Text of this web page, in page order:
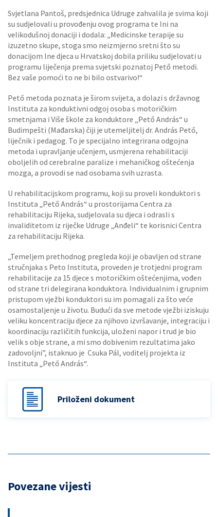
Svjetlana Pantoš, predsjednica Udruge zahvalila je svima koji
su sudjelovali u provođenju ovog programa te Ini na
velikodušnoj donaciji i dodala: „Medicinske terapije su
izuzetno skupe, stoga smo neizmjerno sretni što su
donacijom Ine djeca u Hrvatskoj dobila priliku sudjelovati u
programu liječenja prema svjetski poznatoj Pető metodi.
Bez vaše pomoći to ne bi bilo ostvarivo!“
Pető metoda poznata je širom svijeta, a dolazi s državnog
Instituta za konduktivni odgoj osoba s motoričkim
smetnjama i Više škole za konduktore „Pető András“ u
Budimpešti (Mađarska) čiji je utemeljitelj dr. András Pető,
liječnik i pedagog. To je specijalno integrirana odgojna
metoda i upravljanje učenjem, usmjerena rehabilitaciji
oboljelih od cerebralne paralize i mehaničkog oštećenja
mozga, a provodi se nad osobama svih uzrasta.
U rehabilitacijskom programu, koji su proveli konduktori s
Instituta „Pető András“ u prostorijama Centra za
rehabilitaciju Rijeka, sudjelovala su djeca i odrasli s
invaliditetom iz riječke Udruge „Anđeli“ te korisnici Centra
za rehabilitaciju Rijeka.
„Temeljem prethodnog pregleda koji je obavljen od strane
stručnjaka s Peto Instituta, proveden je trotjedni program
rehabilitacije za 15 djece s motoričkim oštećenjima, vođen
od strane tri delegirana konduktora. Individualnim i grupnim
pristupom vježbi konduktori su im pomagali za što veće
osamostaljenje u životu. Budući da sve metode vježbi iziskuju
veliku koncentraciju djece za njihovo izvršavanje, integraciju i
koordinaciju različitih funkcija, uloženi napor i trud je bio
velik s obje strane, a mi smo dobivenim rezultatima jako
zadovoljni”, istaknuo je Csuka Pál, voditelj projekta iz
Instituta „Pető András“.
Priloženi dokument
Povezane vijesti